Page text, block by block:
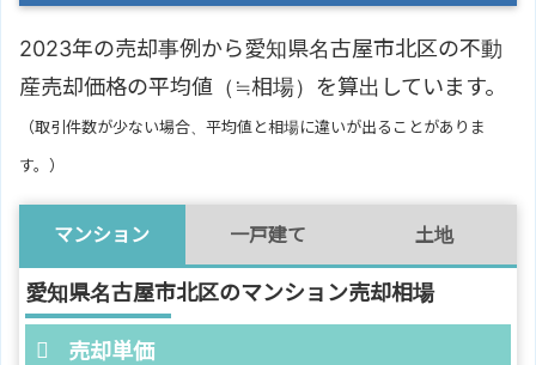
2023年の売却事例から愛知県名古屋市北区の不動
産売却価格の平均値（≒相場）を算出しています。
（取引件数が少ない場合、平均値と相場に違いが出ることがありま
す。）
マンション 一戸建て 土地
愛知県名古屋市北区のマンション売却相場
売却単価